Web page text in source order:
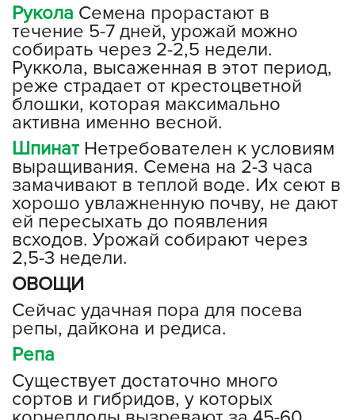
Рукола Семена прорастают в
течение 5-7 дней, урожай можно
собирать через 2-2,5 недели.
Руккола, высаженная в этот период,
реже страдает от крестоцветной
блошки, которая максимально
активна именно весной.
Шпинат Нетребователен к условиям
выращивания. Семена на 2-3 часа
замачивают в теплой воде. Их сеют в
хорошо увлажненную почву, не дают
ей пересыхать до появления
всходов. Урожай собирают через
2,5-3 недели.
ОВОЩИ
Сейчас удачная пора для посева
репы, дайкона и редиса.
Репа
Существует достаточно много
сортов и гибридов, у которых